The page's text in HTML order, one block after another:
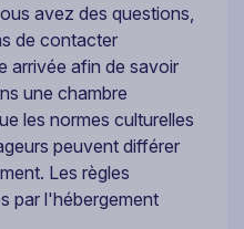
avez des questions,
de contacter
arrivée afin de savoir
une chambre
les normes culturelles
peuvent différer
Les règles
par l'hébergement